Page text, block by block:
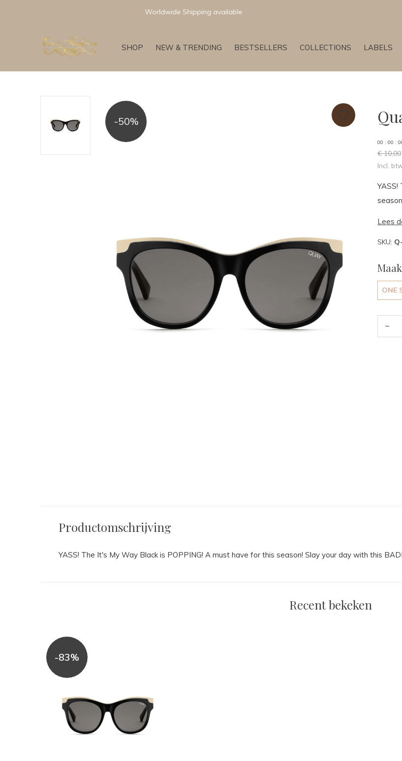
SHOP NEW & TRENDING BESTSELLERS COLLECTIONS LABELS
-50%
00 : 00 : 0
€ 10,00
Incl.
YASS!
Lees
SKU:
ONE
Productomschrijving
YASS! The It's My Way Black is POPPING! A must have for this season! Slay your day with this
Recent bekeken
-83%